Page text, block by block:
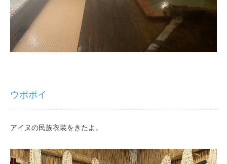
ウポポイ
アイヌの民族衣装をきたよ。